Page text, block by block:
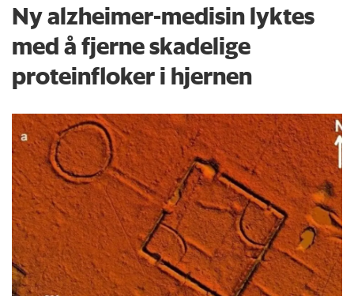
Ny alzheimer-medisin lyktes
med å fjerne skadelige
proteinfloker i hjernen